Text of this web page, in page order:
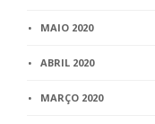
MAIO 2020
ABRIL 2020
MARÇO 2020